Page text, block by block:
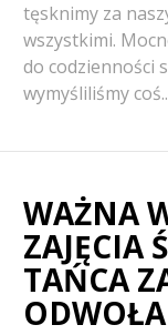
tęsknimy za
wszystkimi.
do codzienności
wymyśliliśmy
WAŻNA
ZAJĘCIA
TAŃCA